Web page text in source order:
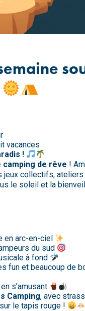
vacances
!
de rêve !
jeux collectifs,
le soleil et la
en arc-en-ciel
du sud
à fond
fun et beaucoup de
s’amusant
Camping, avec
le tapis rouge !